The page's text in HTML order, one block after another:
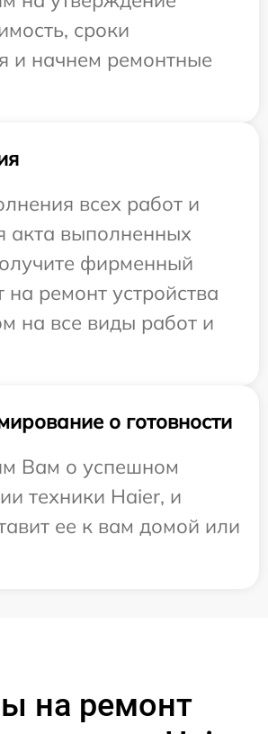
сроки
и начнем ремонтные
всех работ и
акта выполненных
фирменный
на ремонт устройства
на все виды работ и
о готовности
Вам о успешном
техники Haier, и
ее к вам домой или
на ремонт